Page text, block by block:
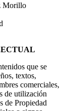
Morillo
que se
textos,
comerciales,
de utilización
de Propiedad